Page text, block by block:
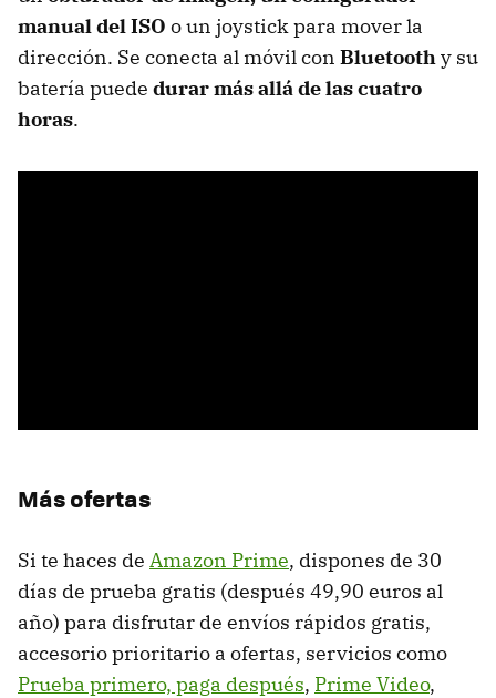
manual del ISO o un joystick para mover la
dirección. Se conecta al móvil con Bluetoothy su
batería puede durar más allá de las cuatro
horas.
Más ofertas
Si te haces de Amazon Prime, dispones de 30
días de prueba gratis (después 49,90 euros al
año) para disfrutar de envíos rápidos gratis,
accesorio prioritario a ofertas, servicios como
Prueba primero, paga después, Prime Video,